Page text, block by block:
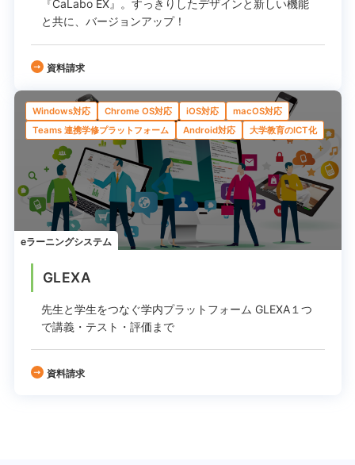
『CaLabo EX』。 すっきりしたデザインと新しい機能
と共に、バージョンアップ！
資料請求
Windows対応 Chrome OS対応 iOS対応
macOS対応
Teams 連携学修プラットフォーム
Android対応 大学教育のICT化
eラーニングシステム
GLEXA
先生と学生をつなぐ学内プラットフォーム GLEXA１つ
で講義・テスト・評価まで
資料請求